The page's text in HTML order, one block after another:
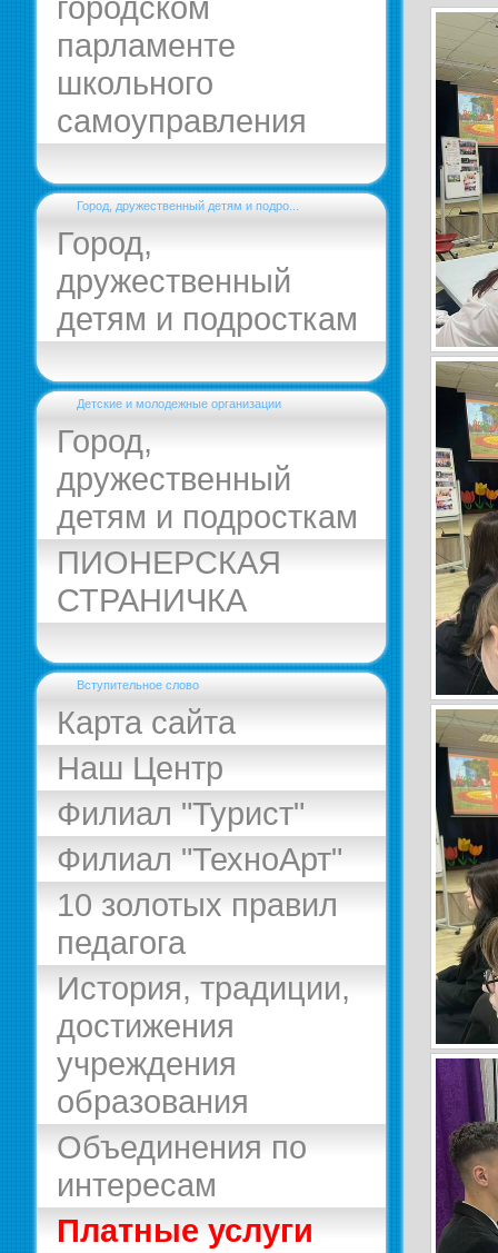
парламенте
школьного
самоуправления
Город, дружественный детям и подро...
Город,
дружественный
детям и подросткам
Детские и молодежные организации
Город,
дружественный
детям и подросткам
ПИОНЕРСКАЯ
СТРАНИЧКА
Вступительное слово
Карта сайта
Наш Центр
Филиал "Турист"
Филиал "ТехноАрт"
10 золотых правил
педагога
История, традиции,
достижения
учреждения
образования
Объединения по
интересам
Платные услуги